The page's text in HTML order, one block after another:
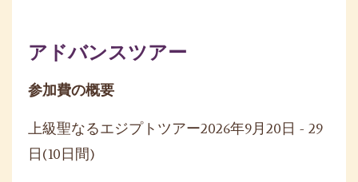
アドバンスツアー
参加費の概要
上級聖なるエジプトツアー2026年9月20日 - 29
日(10日間)